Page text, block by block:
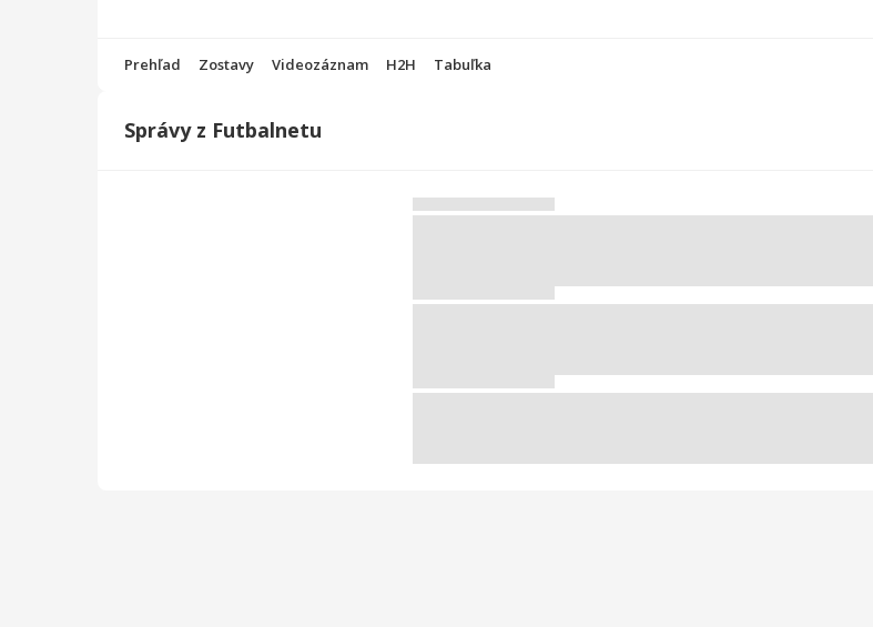
Prehľad Zostavy Videozáznam H2H Tabuľka
Správy z Futbalnetu